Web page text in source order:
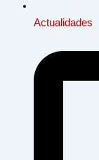
Actualidades